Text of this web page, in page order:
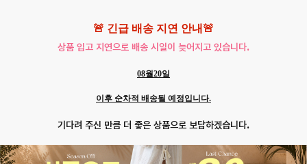
🚨 긴급 배송 지연 안내🚨
상품 입고 지연으로 배송 시일이 늦어지고 있습니다.
08월20일
이후 순차적 배송될 예정입니다.
기다려 주신 만큼 더 좋은 상품으로 보답하겠습니다.